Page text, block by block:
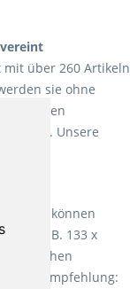
mit über 260 Artikeln
sie ohne
Unsere
vor. Sie können
z.B. 133 x
weichen
Empfehlung: